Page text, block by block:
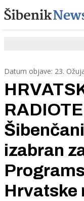
Datum objave: 23.
izabran
Hrvatske